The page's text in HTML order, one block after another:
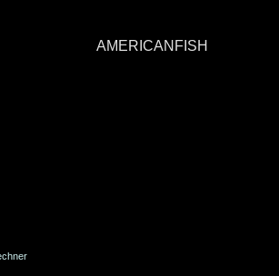
AMERICANFISH